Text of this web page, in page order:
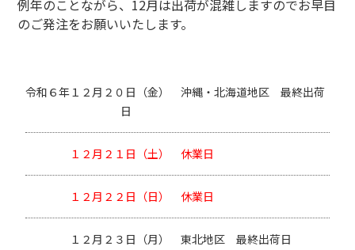
例年のことながら、12月は出荷が混雑しますのでお早目
のご発注をお願いいたします。
令和６年１２月２０日（金）
沖縄・北海道地区 最終出荷
日
１２月２１日（土）休業日
１２月２２日（日）休業日
１２月２３日（月）東北地区 最終出荷日